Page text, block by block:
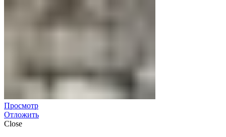
Просмотр
Отложить
Close